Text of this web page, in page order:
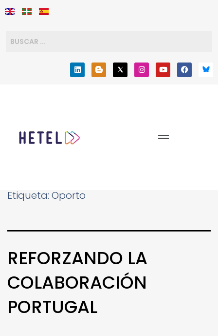
Etiqueta: Oporto
REFORZANDO LA
COLABORACIÓN
PORTUGAL